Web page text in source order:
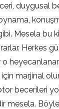
duygusal
Mesela bu
Herkes
için marjinal
becerileri
mesela.